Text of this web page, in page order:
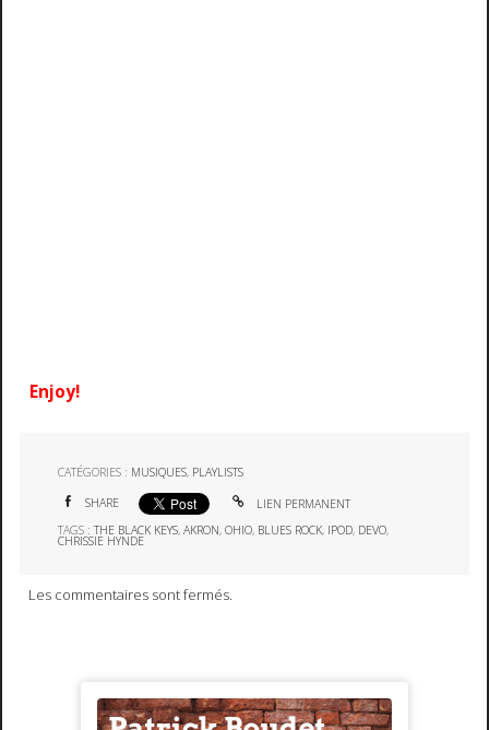
Enjoy!
CATÉGORIES : MUSIQUES, PLAYLISTS
SHARE
LIEN PERMANENT
TAGS :THE BLACK KEYS,AKRON,OHIO, BLUES ROCK, IPOD, DEVO,
CHRISSIE HYNDE
Les commentaires sont fermés.